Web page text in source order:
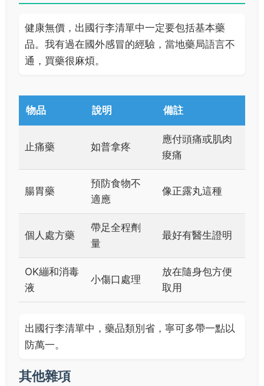
健康無價，出國行李清單中一定要包括基本藥
品。我有過在國外感冒的經驗，當地藥局語言不
通，買藥很麻煩。
物品 說明 備註
止痛藥 如普拿疼
應付頭痛或肌肉
痠痛
腸胃藥
預防食物不
適應
像正露丸這種
個人處方藥
帶足全程劑
量
最好有醫生證明
OK繃和消毒
液
小傷口處理
放在隨身包方便
取用
出國行李清單中，藥品類別省，寧可多帶一點以
防萬一。
其他雜項